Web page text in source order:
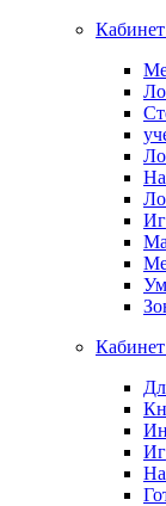
Кабинет